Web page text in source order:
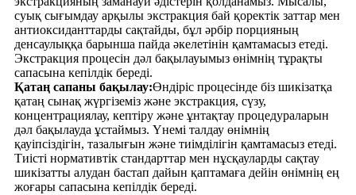
суық сығымдау арқылы экстракция бай қоректік заттар мен
антиоксиданттарды сақтайды, бұл әрбір порцияның
денсаулыққа барынша пайда әкелетінін қамтамасыз етеді.
Экстракция процесін дәл бақылауымыз өнімнің тұрақты
сапасына кепілдік береді.
Қатаң сапаны бақылау:Өндіріс процесінде біз шикізатқа
қатаң сынақ жүргіземіз және экстракция, сүзу,
концентрациялау, кептіру және ұнтақтау процедураларын
дәл бақылауда ұстаймыз. Үнемі талдау өнімнің
қауіпсіздігін, тазалығын және тиімділігін қамтамасыз етеді.
Тиісті нормативтік стандарттар мен нұсқауларды сақтау
шикізатты алудан бастап дайын қаптамаға дейін өнімнің ең
жоғары сапасына кепілдік береді.